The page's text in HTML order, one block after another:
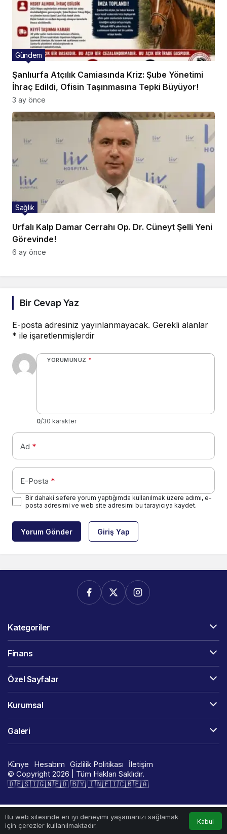
Şanlıurfa Atçılık Camiasında Kriz: Şube Yönetimi
İhraç Edildi, Ofisin Taşınmasına Tepki Büyüyor!
Gündem
3 ay önce
Urfalı Kalp Damar Cerrahı Op. Dr. Cüneyt Şelli Yeni
Görevinde!
Sağlık
6 ay önce
Bir Cevap Yaz
E-posta adresiniz yayınlanmayacak. Gerekli alanlar
* ile işaretlenmişlerdir
YORUMUNUZ *
0/30 karakter
Ad *
E-Posta *
Bir dahaki sefere yorum yaptığımda kullanılmak üzere adımı, e-
posta adresimi ve web site adresimi bu tarayıcıya kaydet.
Yorum Gönder Giriş Yap
Bu web sitesinde en iyi deneyimi yaşamanızı sağlamak
için çerezler kullanılmaktadır.
Kabul
Anasayfa İletişim Instagram
Kategoriler
Finans
Özel Sayfalar
Kurumsal
Galeri
Künye Hesabım Gizlilik Politikası
İletişim
© Copyright 2026 | Tüm Hakları Saklıdır.
🇩​​​​​🇪​​​​​🇸​​​​​🇮​​​​​🇬​​​​​🇳​​​​​🇪​​​​​🇩​​​​​ 🇧​​​​​🇾​​​​​ 🇮​​​​​🇳​​​​​🇫​​​​​🇮​​​​​🇨​​​​​🇷​​​​​🇪​​​​​🇦​​​​​​​​​​